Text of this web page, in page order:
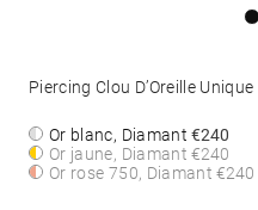
Piercing Clou D’Oreille
Or blanc, Diamant€240
Or jaune, Diamant€240
Or rose 750, Diamant€240